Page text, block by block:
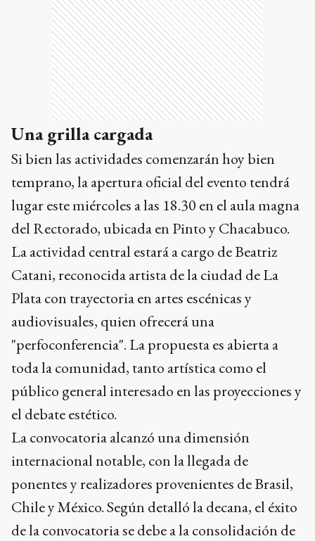
Una grilla cargada
Si bien las actividades comenzarán hoy bien
temprano, la apertura oficial del evento tendrá
lugar este miércoles a las 18.30 en el aula magna
del Rectorado, ubicada en Pinto y Chacabuco.
La actividad central estará a cargo de Beatriz
Catani, reconocida artista de la ciudad de La
Plata con trayectoria en artes escénicas y
audiovisuales, quien ofrecerá una
"perfoconferencia". La propuesta es abierta a
toda la comunidad, tanto artística como el
público general interesado en las proyecciones y
el debate estético.
La convocatoria alcanzó una dimensión
internacional notable, con la llegada de
ponentes y realizadores provenientes de Brasil,
Chile y México. Según detalló la decana, el éxito
de la convocatoria se debe a la consolidación de